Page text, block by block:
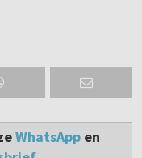
WhatsAppen